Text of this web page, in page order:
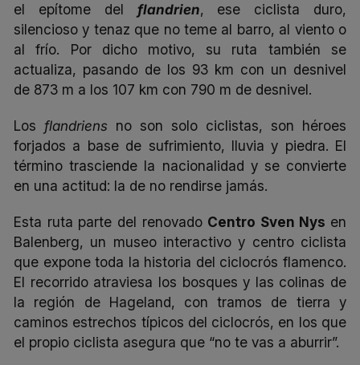
el epítome del flandrien, ese ciclista duro,
silencioso y tenaz que no teme al barro, al viento o
al frío. Por dicho motivo, su ruta también se
actualiza, pasando de los 93 km con un desnivel
de 873 m a los 107 km con 790 m de desnivel.
Los flandriens no son solo ciclistas, son héroes
forjados a base de sufrimiento, lluvia y piedra. El
término trasciende la nacionalidad y se convierte
en una actitud: la de no rendirse jamás.
Esta ruta parte del renovado Centro Sven Nys en
Balenberg, un museo interactivo y centro ciclista
que expone toda la historia del ciclocrós flamenco.
El recorrido atraviesa los bosques y las colinas de
la región de Hageland, con tramos de tierra y
caminos estrechos típicos del ciclocrós, en los que
el propio ciclista asegura que “no te vas a aburrir”.